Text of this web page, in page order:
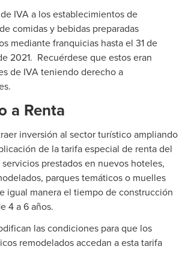
IVA a los establecimientos de
comidas y bebidas preparadas
mediante franquicias hasta el 31 de
2021. Recuérdese que estos eran
de IVA teniendo derecho a
a Renta
inversión al sector turístico ampliando
de la tarifa especial de renta del
servicios prestados en nuevos hoteles,
parques temáticos o muelles
igual manera el tiempo de construcción
4 a 6 años.
las condiciones para que los
remodelados accedan a esta tarifa